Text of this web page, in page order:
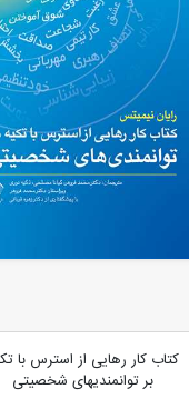
کتاب کار رهایی از استرس با
بر توانمندیهای شخصیتی